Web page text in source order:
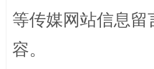
等传媒网站信息
容。